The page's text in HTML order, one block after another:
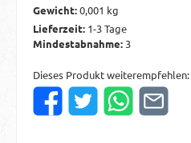
Gewicht:0,001 kg
Lieferzeit: 1-3 Tage
Mindestabnahme:3
Dieses Produkt weiterempfehlen: